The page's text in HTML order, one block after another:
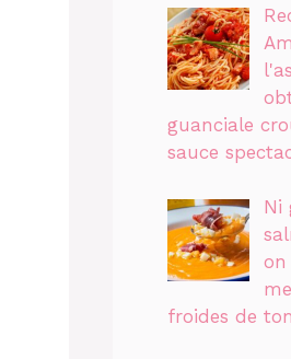
guanciale
sauce
Ni
on
froides de